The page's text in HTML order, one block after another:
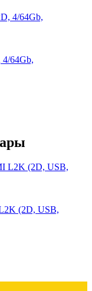
64Gb,
(2D, USB,